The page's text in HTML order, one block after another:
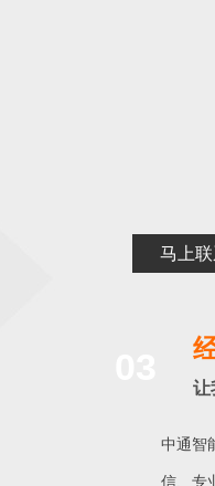
马上
让
中通智
信、专